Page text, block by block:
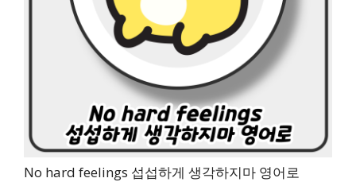
No hard feelings 섭섭하게 생각하지마 영어로